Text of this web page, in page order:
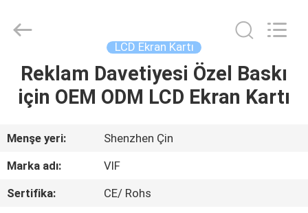
EV
S
HAKKIMIZDA
Reserved.
LCD Ekran Kartı
Reklam Davetiyesi Özel Baskı
için OEM ODM LCD Ekran Kartı
Menşe yeri:
Shenzhen Çin
Marka adı:
VIF
Sertifika:
CE/ Rohs